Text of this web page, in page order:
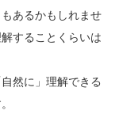
あるかもしれませ
することくらいは
然に」理解できる